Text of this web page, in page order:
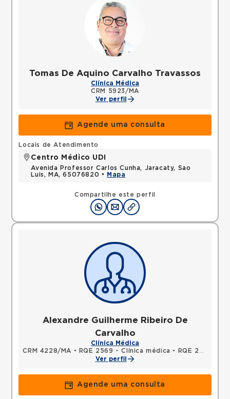
Tomas De Aquino Carvalho Travassos
Clínica Médica
CRM 5923/MA
Ver perfil
Agende uma consulta
Compartilhe este perfil
Locais de Atendimento
Centro Médico UDI
Avenida Professor Carlos Cunha, Jaracaty, Sao
Luis, MA, 65076820 •
Mapa
Alexandre Guilherme Ribeiro De
Carvalho
Clínica Médica
CRM 4228/MA • RQE 2569 - Clínica médica •
RQE 2570 - Medicina intensiva
Ver perfil
Agende uma consulta